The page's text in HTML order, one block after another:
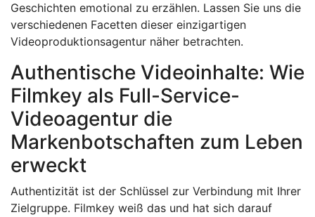
Geschichten emotional zu erzählen. Lassen Sie uns die
verschiedenen Facetten dieser einzigartigen
Videoproduktionsagentur näher betrachten.
Authentische Videoinhalte: Wie
Filmkey als Full-Service-
Videoagentur die
Markenbotschaften zum Leben
erweckt
Authentizität ist der Schlüssel zur Verbindung mit Ihrer
Zielgruppe. Filmkey weiß das und hat sich darauf